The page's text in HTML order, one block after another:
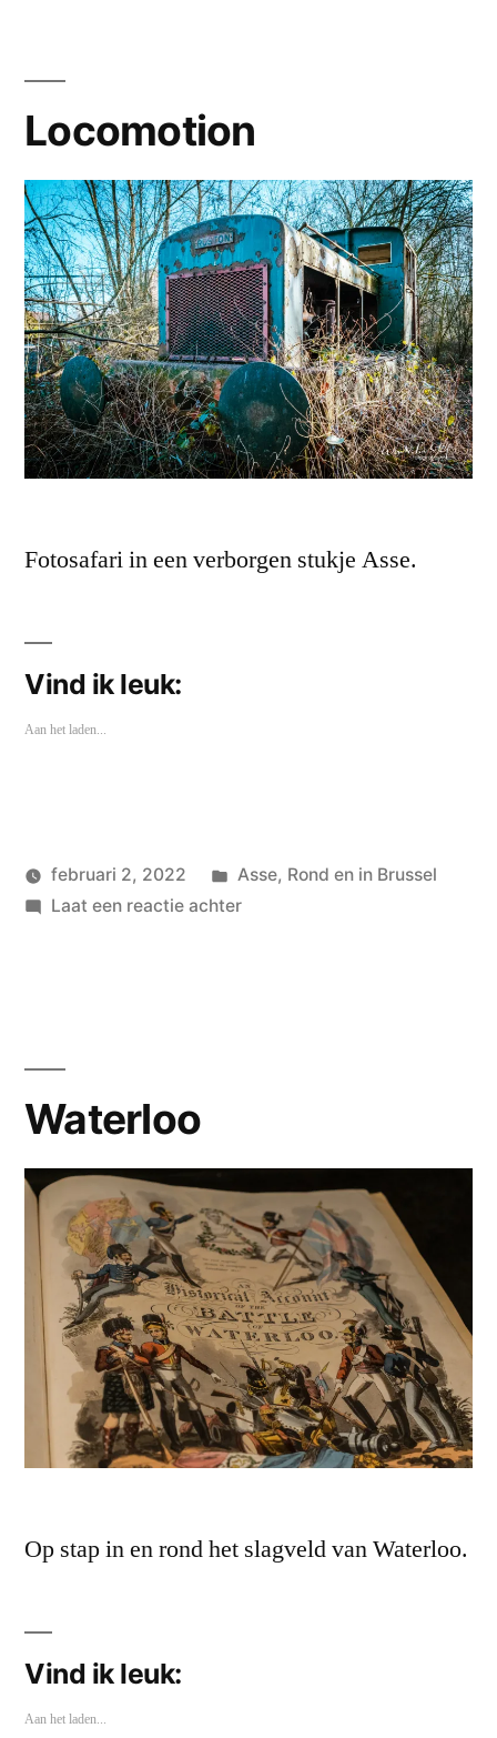
Locomotion
Fotosafari in een verborgen stukje Asse.
Vind ik leuk:
Aan het laden...
Geplaatst
wouterpinkhof
februari 2, 2022
Geplaatst
in
Asse, Rond en in Brussel
Laat een reactie achterop
Waterloo
Op stap in en rond het slagveld van Waterloo.
Vind ik leuk:
Aan het laden...